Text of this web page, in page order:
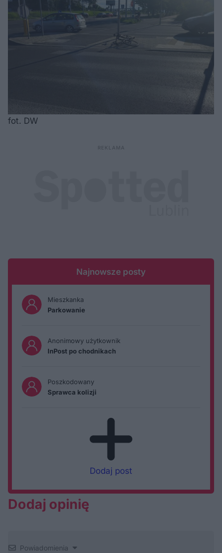
fot. DW
Najnowsze posty
Mieszkanka
Parkowanie
Anonimowy użytkownik
InPost po chodnikach
Poszkodowany
Sprawca kolizji
Dodaj post
Dodaj opinię
Powiadomienia